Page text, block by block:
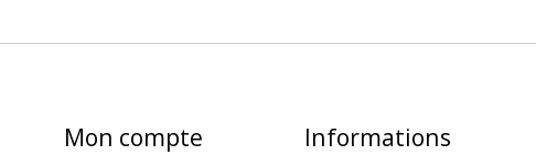
Mon compte Informations